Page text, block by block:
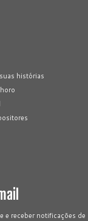
histórias
e receber notificações de